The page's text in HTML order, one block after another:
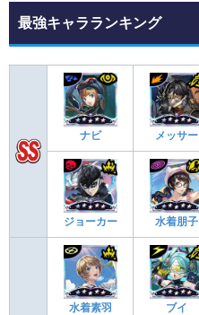
最強キャラランキング
ナビ メッサー
ジョーカー 水着朋子
水着素羽 ブイ